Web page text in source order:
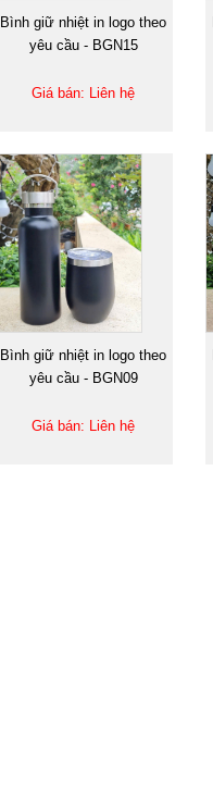
Bình giữ nhiệt in logo theo
yêu cầu - BGN15
Giá bán: Liên hệ
Bình giữ nhiệt in logo theo
yêu cầu - BGN09
Giá bán: Liên hệ